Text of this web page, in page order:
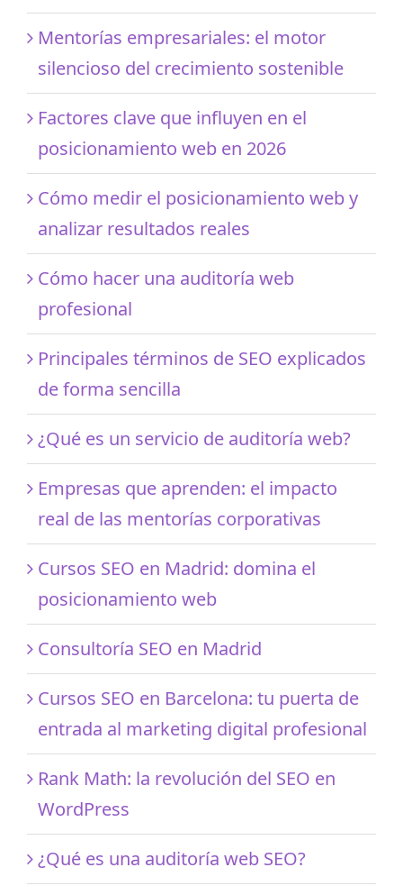
Mentorías empresariales: el motor
silencioso del crecimiento sostenible
Factores clave que influyen en el
posicionamiento web en 2026
Cómo medir el posicionamiento web y
analizar resultados reales
Cómo hacer una auditoría web
profesional
Principales términos de SEO explicados
de forma sencilla
¿Qué es un servicio de auditoría web?
Empresas que aprenden: el impacto
real de las mentorías corporativas
Cursos SEO en Madrid: domina el
posicionamiento web
Consultoría SEO en Madrid
Cursos SEO en Barcelona: tu puerta de
entrada al marketing digital profesional
Rank Math: la revolución del SEO en
WordPress
¿Qué es una auditoría web SEO?